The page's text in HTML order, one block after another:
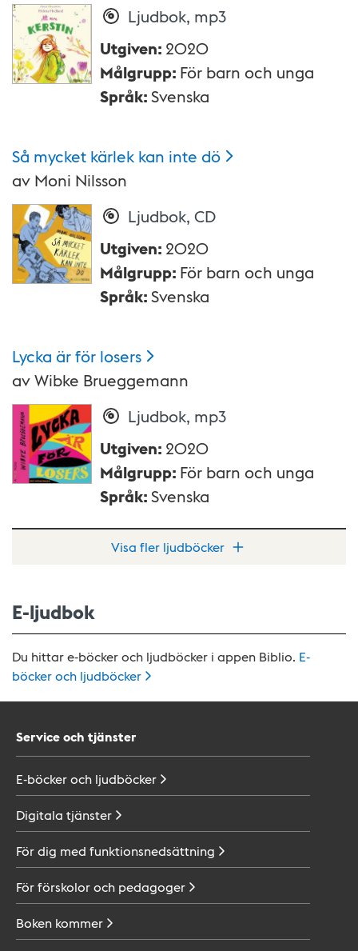
Ljudbok, mp3
Utgiven: 2020
Målgrupp: För barn och unga
Språk:Svenska
Så mycket kärlek kan inte dö
av Moni Nilsson
Ljudbok, CD
Utgiven: 2020
Målgrupp: För barn och unga
Språk:Svenska
Lycka är för losers
avWibke Brueggemann
Ljudbok, mp3
Utgiven: 2020
Målgrupp: För barn och unga
Språk:Svenska
Visa fler ljudböcker
E-ljudbok
Du hittar e-böcker och ljudböcker i appen Biblio. E-
böcker och ljudböcker
Service och tjänster
E-böcker och ljudböcker
Digitala tjänster
För dig med funktionsnedsättning
För förskolor och pedagoger
Boken kommer